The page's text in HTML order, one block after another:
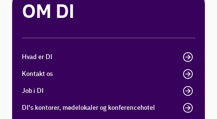
OM DI
Hvad er DI
Kontakt os
Job i DI
DI's kontorer, mødelokaler og konferencehotel